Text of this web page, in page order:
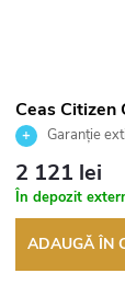
Ceas
Garanție
100 de zile
bunurilor.
2 121 lei
În depozit
ADAUGĂ ÎN